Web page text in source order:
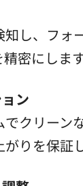
し、フォ
密にします
ン
クリーン
りを保証し